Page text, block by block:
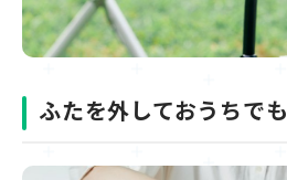
ふたを外しておうちでも